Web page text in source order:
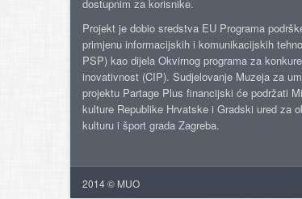
dostupnim za korisnike.
Projekt je dobio sredstva EU Programa
primjenu informacijskih i komunikacijskih
PSP) kao dijela Okvirnog programa za
inovativnost (CIP). Sudjelovanje Muzeja za
projektu Partage Plus financijski će podržati
kulture Republike Hrvatske i Gradski ured za
kulturu i šport grada Zagreba.
2014 © MUO